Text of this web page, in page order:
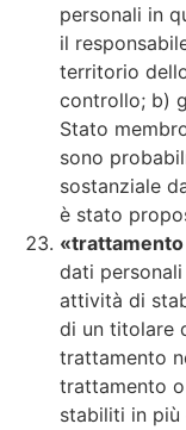
personali in
il
territorio
controllo; b)
Stato
sono
sostanziale
è stato
dati personali
attività di
di un titolare
trattamento
trattamento
stabiliti in più